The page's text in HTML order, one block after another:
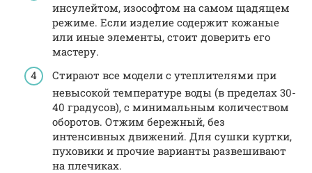
инсулейтом, изософтом на самом щадящем
режиме. Если изделие содержит кожаные
или иные элементы, стоит доверить его
мастеру.
Стирают все модели с утеплителями при
невысокой температуре воды (в пределах 30-
40 градусов), с минимальным количеством
оборотов. Отжим бережный, без
интенсивных движений. Для сушки куртки,
пуховики и прочие варианты развешивают
на плечиках.